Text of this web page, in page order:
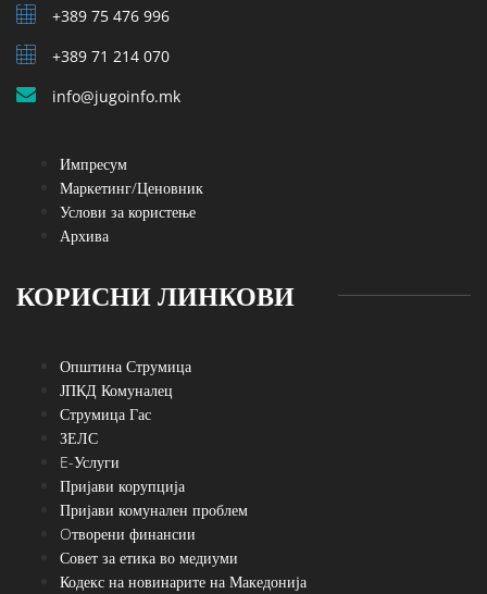
+389 75 476 996
+389 71 214 070
info@jugoinfo.mk
Импресум
Маркетинг/Ценовник
Услови за користење
Архива
КОРИСНИ ЛИНКОВИ
Општина Струмица
ЈПКД Комуналец
Струмица Гас
ЗЕЛС
E-Услуги
Пријави корупција
Пријави комунален проблем
Oтворени финансии
Совет за етика во медиуми
Кодекс на новинарите на Македонија